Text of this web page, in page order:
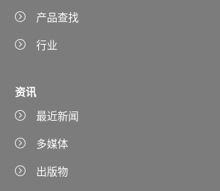
产品查找
行业
资讯
最近新闻
多媒体
出版物